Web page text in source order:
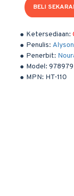
Ketersediaan:
Penulis:
Penerbit:
Model:
MPN: HT-110
BELI